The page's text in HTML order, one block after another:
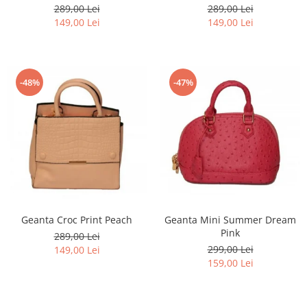
289,00 Lei
149,00 Lei
289,00 Lei
149,00 Lei
-48%
Geanta Croc Print Peach
289,00 Lei
149,00 Lei
-47%
Geanta Mini Summer Dream
Pink
299,00 Lei
159,00 Lei